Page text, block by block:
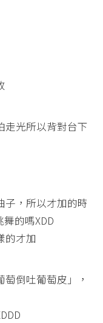
走光所以背對台下
子，所以才加的時
的嗎XDD
的才加
倒吐葡萄皮」，